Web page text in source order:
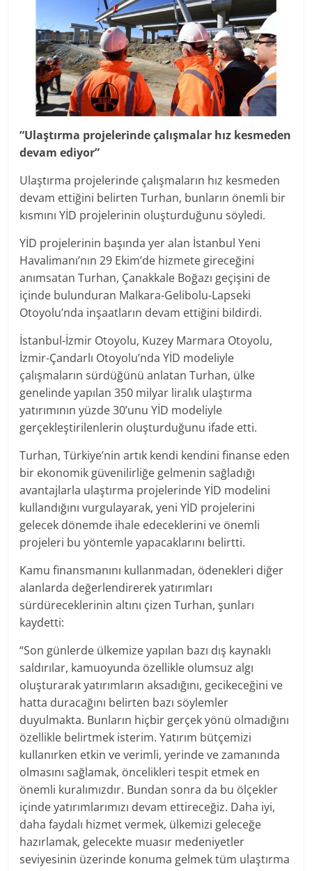
“Ulaştırma projelerinde çalışmalar hız kesmeden
devam ediyor”
Ulaştırma projelerinde çalışmaların hız kesmeden
devam ettiğini belirten Turhan, bunların önemli bir
kısmını YİD projelerinin oluşturduğunu söyledi.
YİD projelerinin başında yer alan İstanbul Yeni
Havalimanı’nın 29 Ekim’de hizmete gireceğini
anımsatan Turhan, Çanakkale Boğazı geçişini de
içinde bulunduran Malkara-Gelibolu-Lapseki
Otoyolu’nda inşaatların devam ettiğini bildirdi.
İstanbul-İzmir Otoyolu, Kuzey Marmara Otoyolu,
İzmir-Çandarlı Otoyolu’nda YİD modeliyle
çalışmaların sürdüğünü anlatan Turhan, ülke
genelinde yapılan 350 milyar liralık ulaştırma
yatırımının yüzde 30’unu YİD modeliyle
gerçekleştirilenlerin oluşturduğunu ifade etti.
Turhan, Türkiye’nin artık kendi kendini finanse eden
bir ekonomik güvenilirliğe gelmenin sağladığı
avantajlarla ulaştırma projelerinde YİD modelini
kullandığını vurgulayarak, yeni YİD projelerini
gelecek dönemde ihale edeceklerini ve önemli
projeleri bu yöntemle yapacaklarını belirtti.
Kamu finansmanını kullanmadan, ödenekleri diğer
alanlarda değerlendirerek yatırımları
sürdüreceklerinin altını çizen Turhan, şunları
kaydetti:
“Son günlerde ülkemize yapılan bazı dış kaynaklı
saldırılar, kamuoyunda özellikle olumsuz algı
oluşturarak yatırımların aksadığını, gecikeceğini ve
hatta duracağını belirten bazı söylemler
duyulmakta. Bunların hiçbir gerçek yönü olmadığını
özellikle belirtmek isterim. Yatırım bütçemizi
kullanırken etkin ve verimli, yerinde ve zamanında
olmasını sağlamak, öncelikleri tespit etmek en
önemli kuralımızdır. Bundan sonra da bu ölçekler
içinde yatırımlarımızı devam ettireceğiz. Daha iyi,
daha faydalı hizmet vermek, ülkemizi geleceğe
hazırlamak, gelecekte muasır medeniyetler
seviyesinin üzerinde konuma gelmek tüm ulaştırma